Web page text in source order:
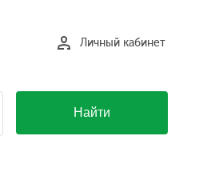
Личный кабинет
Найти